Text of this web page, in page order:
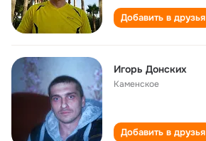
Добавить в друзья
Игорь Донских
Каменское
Добавить в друзья